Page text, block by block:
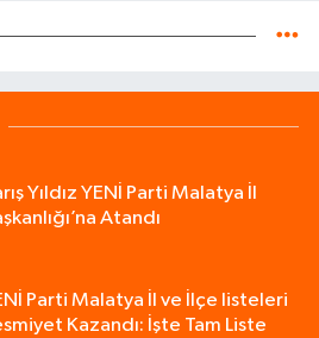
Yıldız YENİ Parti Malatya İl
Atandı
Parti Malatya İl ve İlçe listeleri
Kazandı: İşte Tam Liste